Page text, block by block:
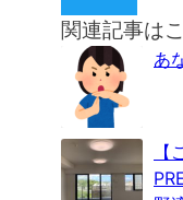
関連記事は
あ